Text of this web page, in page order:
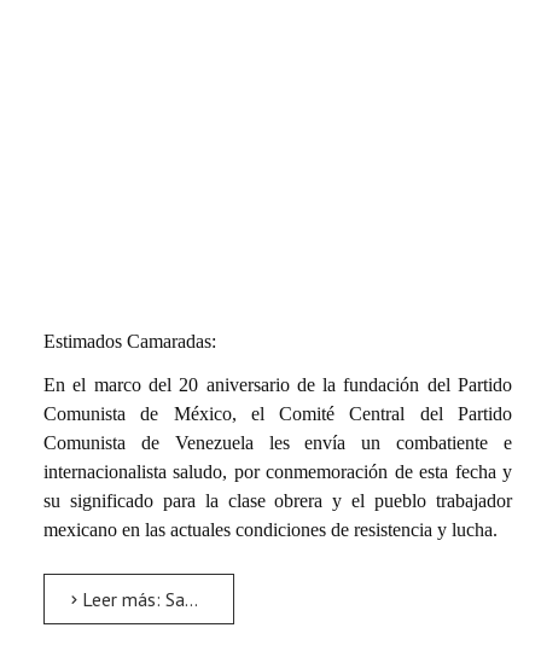
Estimados Camaradas:
En el marco del 20 aniversario de la fundación del Partido
Comunista de México, el Comité Central del Partido
Comunista de Venezuela les envía un combatiente e
internacionalista saludo, por conmemoración de esta fecha y
su significado para la clase obrera y el pueblo trabajador
mexicano en las actuales condiciones de resistencia y lucha.
Leer más: Saluda el Partido Comunista de Venezuela los 20 años de lucha del PCM